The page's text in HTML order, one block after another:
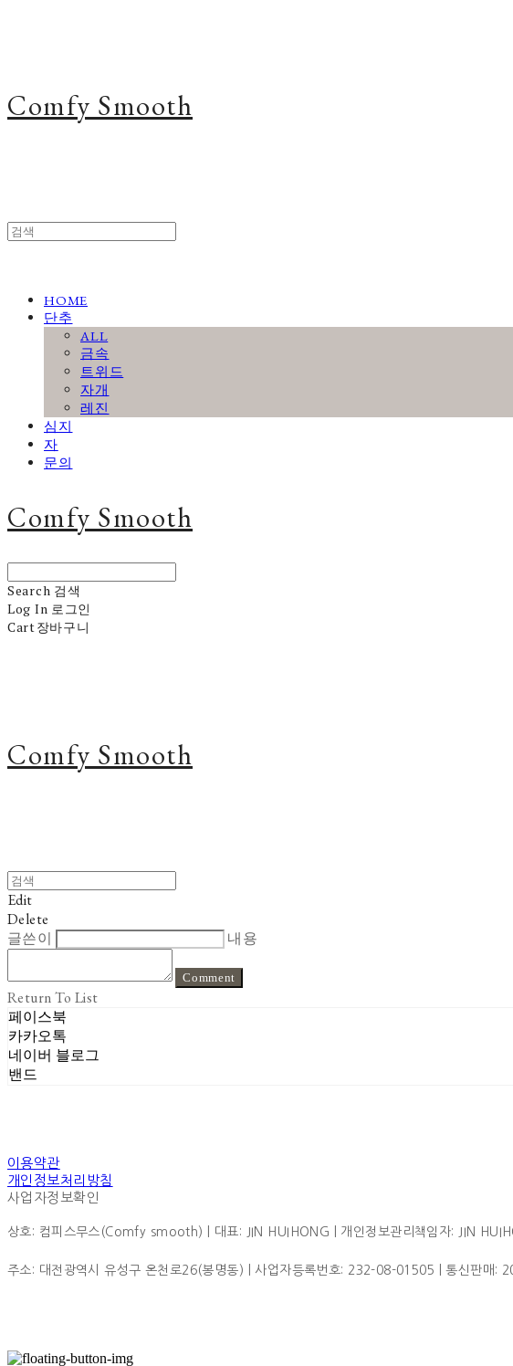
Comfy Smooth
HOME
단추
ALL
금속
트위드
자개
레진
심지
자
문의
Comfy Smooth
Search 검색
Log In 로그인
Cart장바구니
Comfy Smooth
Edit
Delete
글쓴이
내용
Comment
Return To List
페이스북
카카오톡
네이버 블로그
밴드
이용약관
개인정보처리방침
사업자정보확인
상호: 컴피스무스(Comfy smooth) | 대표: JIN HUIHONG | 개인정보관리책임자: JIN
주소: 대전광역시 유성구 온천로26(봉명동) | 사업자등록번호: 232-08-01505 | 통신판매: